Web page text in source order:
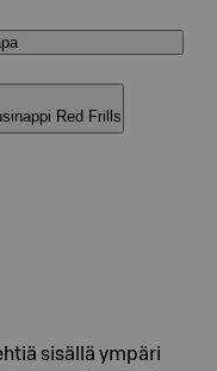
Red Frills
sisällä ympäri